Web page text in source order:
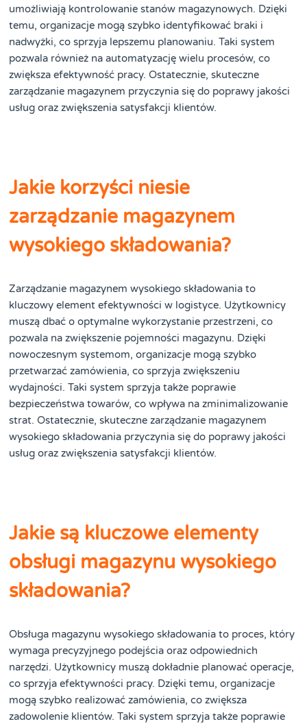
umożliwiają kontrolowanie stanów magazynowych. Dzięki
temu, organizacje mogą szybko identyfikować braki i
nadwyżki, co sprzyja lepszemu planowaniu. Taki system
pozwala również na automatyzację wielu procesów, co
zwiększa efektywność pracy. Ostatecznie, skuteczne
zarządzanie magazynem przyczynia się do poprawy jakości
usług oraz zwiększenia satysfakcji klientów.
Jakie korzyści niesie
zarządzanie magazynem
wysokiego składowania?
Zarządzanie magazynem wysokiego składowania to
kluczowy element efektywności w logistyce. Użytkownicy
muszą dbać o optymalne wykorzystanie przestrzeni, co
pozwala na zwiększenie pojemności magazynu. Dzięki
nowoczesnym systemom, organizacje mogą szybko
przetwarzać zamówienia, co sprzyja zwiększeniu
wydajności. Taki system sprzyja także poprawie
bezpieczeństwa towarów, co wpływa na zminimalizowanie
strat. Ostatecznie, skuteczne zarządzanie magazynem
wysokiego składowania przyczynia się do poprawy jakości
usług oraz zwiększenia satysfakcji klientów.
Jakie są kluczowe elementy
obsługi magazynu wysokiego
składowania?
Obsługa magazynu wysokiego składowania to proces, który
wymaga precyzyjnego podejścia oraz odpowiednich
narzędzi. Użytkownicy muszą dokładnie planować operacje,
co sprzyja efektywności pracy. Dzięki temu, organizacje
mogą szybko realizować zamówienia, co zwiększa
zadowolenie klientów. Taki system sprzyja także poprawie